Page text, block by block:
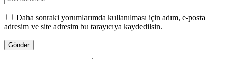
Daha sonraki yorumlarımda kullanılması için adım, e-posta
adresim ve site adresim bu tarayıcıya kaydedilsin.